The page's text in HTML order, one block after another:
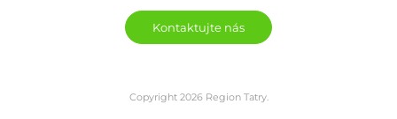
Kontaktujte nás
Copyright 2026 Region Tatry.